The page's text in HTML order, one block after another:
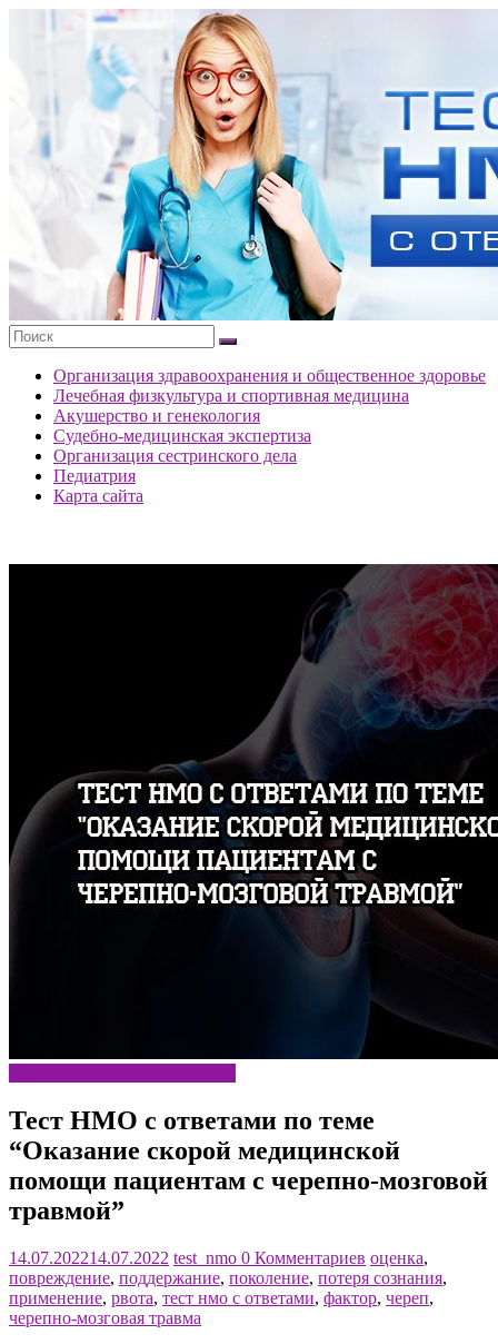
содержимому
портала
ответами
Организация здравоохранения и общественное здоровье
Лечебная физкультура и спортивная медицина
Акушерство и генекология
Судебно-медицинская экспертиза
Организация сестринского дела
Педиатрия
Карта сайта
Тест НМО с ответами по теме
“Оказание скорой медицинской
помощи пациентам с черепно-мозговой
травмой”
14.07.202214.07.2022 test_nmo 0 Комментариев оценка,
повреждение, поддержание, поколение, потеря сознания,
применение, рвота, тест нмо с ответами, фактор, череп,
черепно-мозговая травма